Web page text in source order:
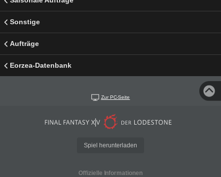
Sonstige
Aufträge
Eorzea-Datenbank
Zur PC-Seite
Spiel herunterladen
Offizielle Informationen